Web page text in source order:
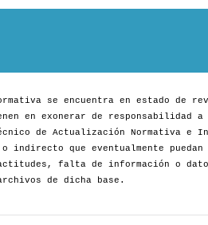
se encuentra en estado de
en exonerar de responsabilidad
de Actualización Normativa e
que eventualmente
falta de información o
de dicha base.